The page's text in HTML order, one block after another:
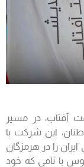
آفتاب، در مسیر
این شرکت با
را در هرمزگان
با نامی که خود